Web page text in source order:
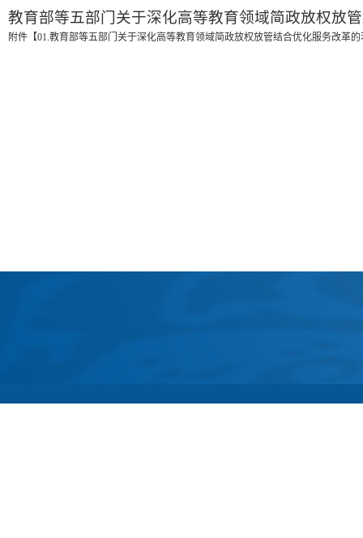
教育部等五部门关于深化高等教育领域简政放权放
附件【01.教育部等五部门关于深化高等教育领域简政放权放管结合优化服务改革